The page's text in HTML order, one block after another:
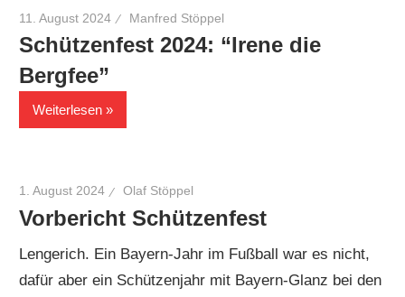
11. August 2024 Manfred Stöppel
Schützenfest 2024: “Irene die
Bergfee”
Weiterlesen
1. August 2024 Olaf Stöppel
Vorbericht Schützenfest
Lengerich. Ein Bayern-Jahr im Fußball war es nicht,
dafür aber ein Schützenjahr mit Bayern-Glanz bei den